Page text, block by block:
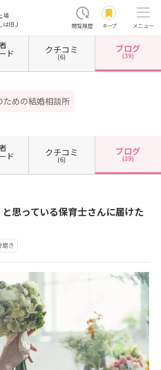
場
はIBJ
閲覧履歴 キープ メニュー
県朝霞市 かぎしっぽ園 カウンセラーブログ一覧
ための結婚相談所
ド クチコミ
(6)
ブログ
(39)
ド クチコミ
(6)
ブログ
(39)
と思っている保育士さんに届けた
磨き